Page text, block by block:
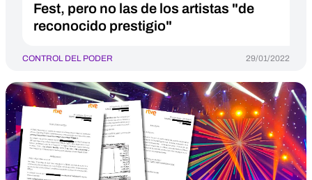
Fest, pero no las de los artistas "de
reconocido prestigio"
CONTROL DEL PODER 29/01/2022